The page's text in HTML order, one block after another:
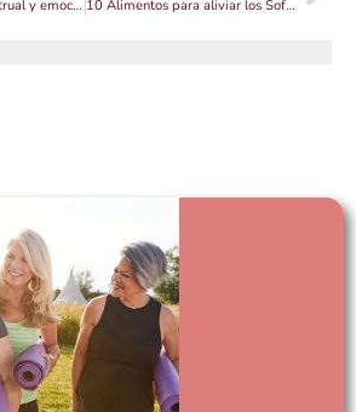
Fases del ciclo menstrual y emociones 10 Alimentos para aliviar los Sofocos en la menopausia de forma natural